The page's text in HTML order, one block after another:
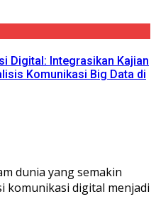
Digital: Integrasikan Kajian
Komunikasi Big Data di
dunia yang semakin
komunikasi digital menjadi